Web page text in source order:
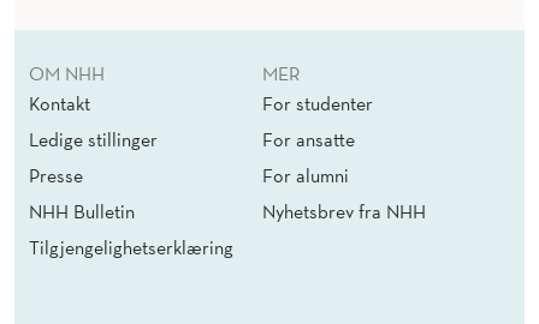
OM NHH
Kontakt
Ledige stillinger
Presse
NHH Bulletin
Tilgjengelighetserklæring
MER
For studenter
For ansatte
For alumni
Nyhetsbrev fra NHH